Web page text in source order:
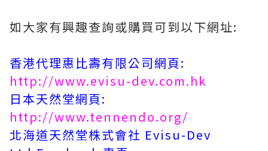
如大家有興趣查詢或購買可到以下網址:
香港代理惠比壽有限公司網頁:
http://www.evisu-dev.com.hk
日本天然堂網頁:
http://www.tennendo.org/
北海道天然堂株式會社 Evisu-Dev